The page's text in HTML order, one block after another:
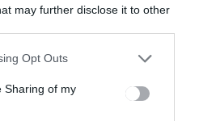
may further disclose it to other
Opt Outs
Sharing of my